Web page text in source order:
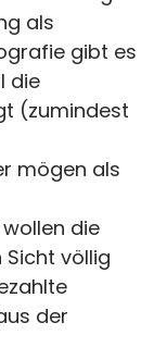
als
gibt es
die
(zumindest
mögen als
die
völlig
der